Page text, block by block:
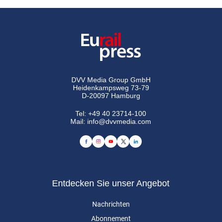
DVV Media Group GmbH
Heidenkampsweg 73-79
D-20097 Hamburg
Tel:+49 40 23714-100
Mail: info@dvvmedia.com
Entdecken Sie unser Angebot
Nachrichten
Abonnement